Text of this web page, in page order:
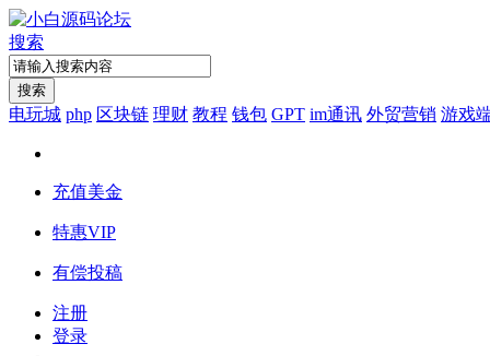
搜索
搜索
电玩城 php 区块链 理财 教程 钱包 GPT im通讯 外贸营销 游戏
充值美金
特惠VIP
有偿投稿
注册
登录